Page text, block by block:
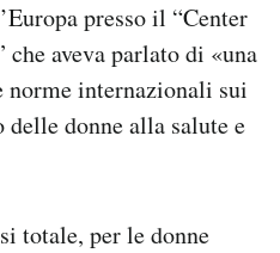
presso il “Center
aveva parlato di «una
internazionali sui
donne alla salute e
totale, per le donne